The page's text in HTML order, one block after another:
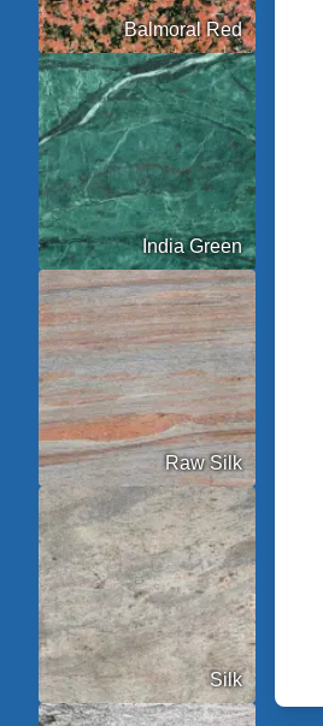
Balmoral Red
India Green
Raw Silk
Silk